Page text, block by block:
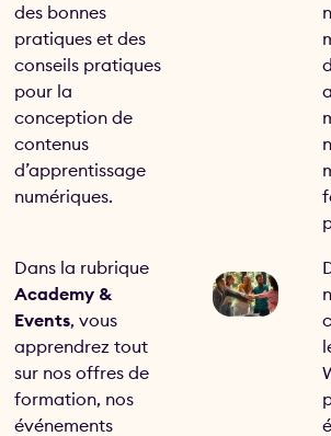
des bonnes
pratiques et des
conseils pratiques
pour la
conception de
contenus
d’apprentissage
numériques.
Dans la rubrique
Academy &
Events, vous
apprendrez tout
sur nos offres de
formation, nos
événements